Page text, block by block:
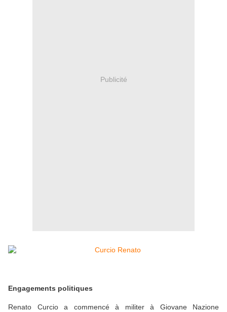
Publicité
Engagements politiques
Renato Curcio a commencé à militer à Giovane Nazione